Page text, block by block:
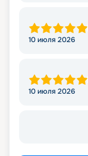
10 июля 2026
10 июля 2026